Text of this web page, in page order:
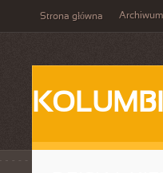
Strona główna Archiwum